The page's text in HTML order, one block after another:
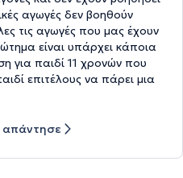
αγωγές δεν βοηθούν
τις αγωγές που μας έχουν
είναι υπάρχει κάποια
για παιδί 11 χρονών που
επιτέλους να πάρει μια
απάντησε